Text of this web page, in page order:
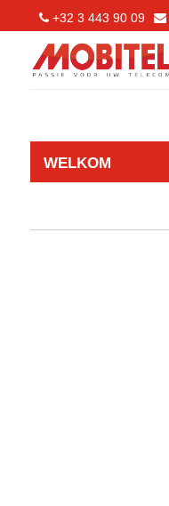
+32 3 443 90 09
WELKOM